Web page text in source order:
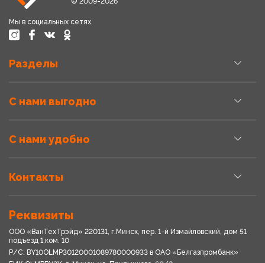
Мы в социальных сетях
Разделы
С нами выгодно
С нами удобно
Контакты
Реквизиты
ООО «ВанТехТрэйд» 220131, г.Минск, пер. 1-й Измайловский, дом 51
подъезд 1,ком. 10
Р/С: BY10OLMP30120001089780000933 в OАО «Белгазпромбанк»